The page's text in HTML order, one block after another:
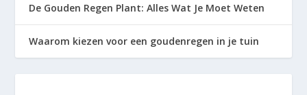
De Gouden Regen Plant: Alles Wat Je Moet Weten
Waarom kiezen voor een goudenregen in je tuin